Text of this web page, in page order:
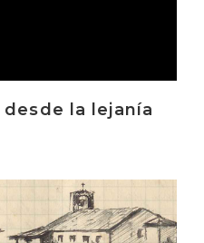
la lejanía